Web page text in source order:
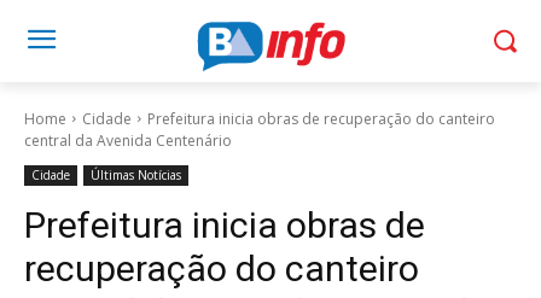
Home Cidade
Prefeitura inicia obras de recuperação do canteiro
central da Avenida Centenário
Cidade Últimas Notícias
Prefeitura inicia obras de
recuperação do canteiro